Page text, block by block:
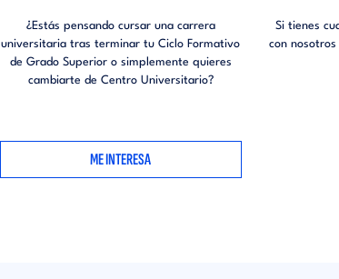
¿Estás pensando cursar una carrera
universitaria tras terminar tu Ciclo Formativo
de Grado Superior o simplemente quieres
cambiarte de Centro Universitario?
ME INTERESA
Si tienes
con